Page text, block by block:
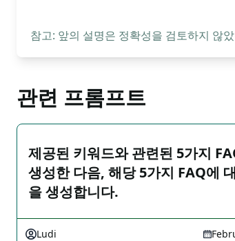
참고: 앞의 설명은 정확성을 검토하지 않
관련 프롬프트
제공된 키워드와 관련된 5가지
생성한 다음, 해당 5가지 FAQ에
을 생성합니다.
Ludi